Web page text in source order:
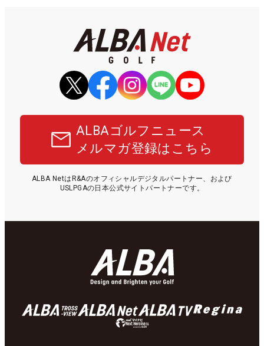
ALBAゴルフニュース
メルマガ登録はこちら
ALBA NetはR&Aのオフィシャルデジタルパートナー、および
USLPGAの日本公式サイトパートナーです。